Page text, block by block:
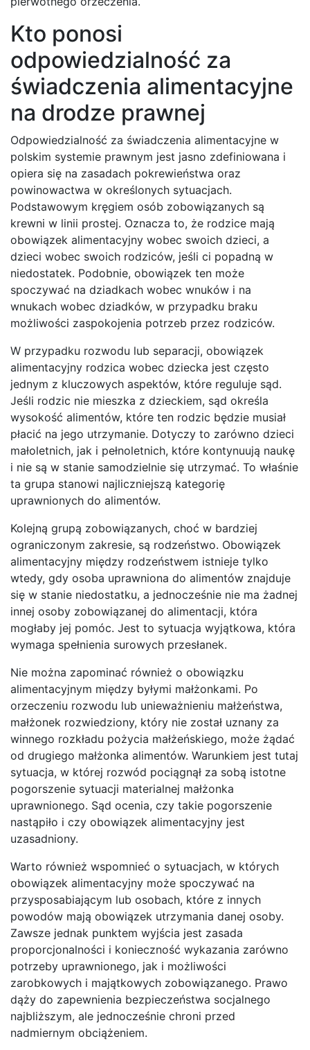
Kto ponosi
odpowiedzialność za
świadczenia alimentacyjne
na drodze prawnej
Odpowiedzialność za świadczenia alimentacyjne w
polskim systemie prawnym jest jasno zdefiniowana i
opiera się na zasadach pokrewieństwa oraz
powinowactwa w określonych sytuacjach.
Podstawowym kręgiem osób zobowiązanych są
krewni w linii prostej. Oznacza to, że rodzice mają
obowiązek alimentacyjny wobec swoich dzieci, a
dzieci wobec swoich rodziców, jeśli ci popadną w
niedostatek. Podobnie, obowiązek ten może
spoczywać na dziadkach wobec wnuków i na
wnukach wobec dziadków, w przypadku braku
możliwości zaspokojenia potrzeb przez rodziców.
W przypadku rozwodu lub separacji, obowiązek
alimentacyjny rodzica wobec dziecka jest często
jednym z kluczowych aspektów, które reguluje sąd.
Jeśli rodzic nie mieszka z dzieckiem, sąd określa
wysokość alimentów, które ten rodzic będzie musiał
płacić na jego utrzymanie. Dotyczy to zarówno dzieci
małoletnich, jak i pełnoletnich, które kontynuują naukę
i nie są w stanie samodzielnie się utrzymać. To właśnie
ta grupa stanowi najliczniejszą kategorię
uprawnionych do alimentów.
Kolejną grupą zobowiązanych, choć w bardziej
ograniczonym zakresie, są rodzeństwo. Obowiązek
alimentacyjny między rodzeństwem istnieje tylko
wtedy, gdy osoba uprawniona do alimentów znajduje
się w stanie niedostatku, a jednocześnie nie ma żadnej
innej osoby zobowiązanej do alimentacji, która
mogłaby jej pomóc. Jest to sytuacja wyjątkowa, która
wymaga spełnienia surowych przesłanek.
Nie można zapominać również o obowiązku
alimentacyjnym między byłymi małżonkami. Po
orzeczeniu rozwodu lub unieważnieniu małżeństwa,
małżonek rozwiedziony, który nie został uznany za
winnego rozkładu pożycia małżeńskiego, może żądać
od drugiego małżonka alimentów. Warunkiem jest tutaj
sytuacja, w której rozwód pociągnął za sobą istotne
pogorszenie sytuacji materialnej małżonka
uprawnionego. Sąd ocenia, czy takie pogorszenie
nastąpiło i czy obowiązek alimentacyjny jest
uzasadniony.
Warto również wspomnieć o sytuacjach, w których
obowiązek alimentacyjny może spoczywać na
przysposabiającym lub osobach, które z innych
powodów mają obowiązek utrzymania danej osoby.
Zawsze jednak punktem wyjścia jest zasada
proporcjonalności i konieczność wykazania zarówno
potrzeby uprawnionego, jak i możliwości
zarobkowych i majątkowych zobowiązanego. Prawo
dąży do zapewnienia bezpieczeństwa socjalnego
najbliższym, ale jednocześnie chroni przed
nadmiernym obciążeniem.